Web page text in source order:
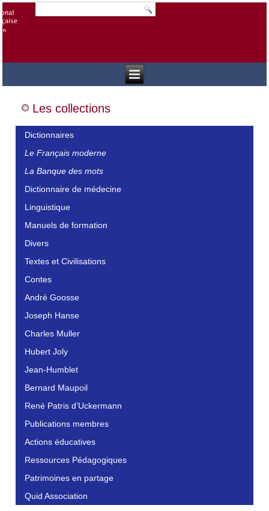
Les collections
Dictionnaires
Le Français moderne
La Banque des mots
Dictionnaire de médecine
Linguistique
Manuels de formation
Divers
Textes et Civilisations
Contes
André Goosse
Joseph Hanse
Charles Muller
Hubert Joly
Jean-Humblet
Bernard Maupoil
René Patris d’Uckermann
Publications membres
Actions éducatives
Ressources Pédagogiques
Patrimoines en partage
Quid Association